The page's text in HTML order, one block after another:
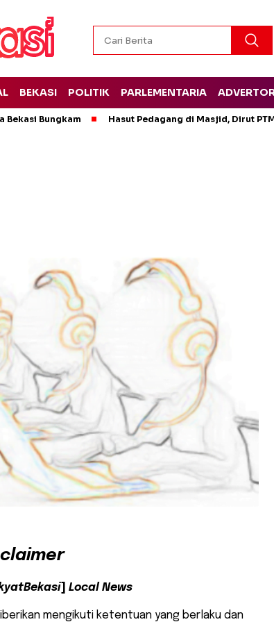
BEKASI POLITIK PARLEMENTARIA
Bekasi Bungkam Hasut Pedagang di Masjid, Dirut
] Local News
mengikuti ketentuan yang berlaku dan